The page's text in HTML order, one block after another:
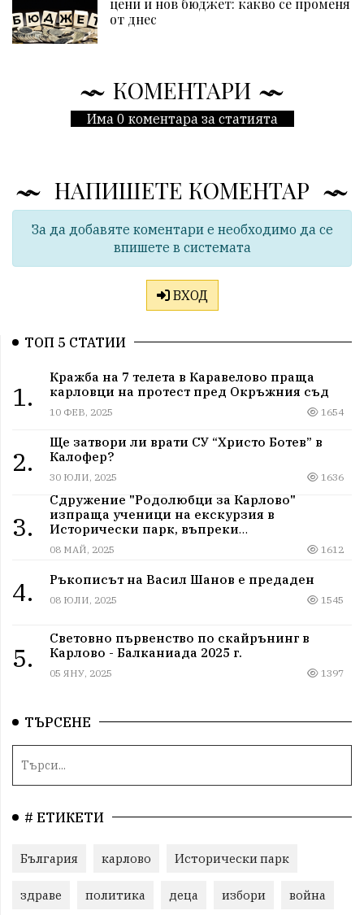
от днес
КОМЕНТАРИ
Има 0 коментара за статията
НАПИШЕТЕ КОМЕНТАР
За да добавяте коментари е необходимо да се
впишете в системата
ВХОД
ТОП 5 СТАТИИ
1.
Кражба на 7 телета в Каравелово праща
карловци на протест пред Окръжния съд
10 ФЕВ, 2025 1654
2.
Ще затвори ли врати СУ “Христо Ботев” в
Калофер?
30 ЮЛИ, 2025 1636
3.
Сдружение "Родолюбци за Карлово"
изпраща ученици на екскурзия в
Исторически парк, въпреки
дискриминацията
08 МАЙ, 2025 1612
4. Ръкописът на Васил Шанов е предаден
08 ЮЛИ, 2025 1545
5.
Световно първенство по скайрънинг в
Карлово - Балканиада 2025 г.
05 ЯНУ, 2025 1397
ТЪРСЕНЕ
# ЕТИКЕТИ
България карлово Исторически парк
здраве политика деца избори война